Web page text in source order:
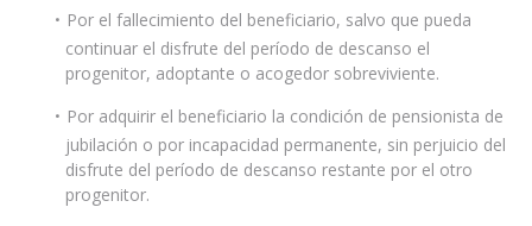
Por el fallecimiento del beneficiario, salvo que pueda
continuar el disfrute del período de descanso el
progenitor, adoptante o acogedor sobreviviente.
Por adquirir el beneficiario la condición de pensionista de
jubilación o por incapacidad permanente, sin perjuicio del
disfrute del período de descanso restante por el otro
progenitor.